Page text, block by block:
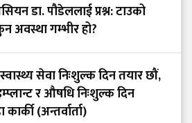
डा. पौडेललाई प्रश्न: टाउको
अवस्था गम्भीर हो?
सेवा निःशुल्क दिन तयार छौं,
र औषधि निःशुल्क दिन
(अन्तर्वार्ता)